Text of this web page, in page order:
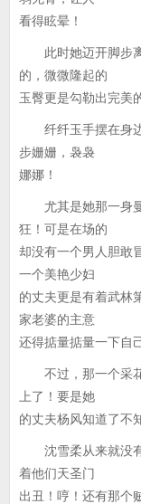
看得眩晕！
此时她迈开脚步离
的，微微隆起的
玉臀更是勾勒出完美
纤纤玉手摆在身边
步姗姗，袅袅
娜娜！
尤其是她那一身曼
狂！可是在场的
却没有一个男人胆敢
一个美艳少妇
的丈夫更是有着武林
家老婆的主意
还得掂量掂量一下自
不过，那一个采花
上了！要是她
的丈夫杨风知道了不
沈雪柔从来就没有
着他们天圣门
出丑！哼！还有那个